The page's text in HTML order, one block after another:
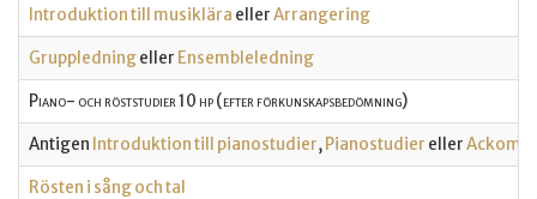
Introduktion till musiklära ellerArrangering
Gruppledningeller Ensembleledning
Piano- och röststudier 10 hp (efter förkunskapsbedömning)
Antigen Introduktion till pianostudier, Pianostudier eller
Rösten i sång och tal